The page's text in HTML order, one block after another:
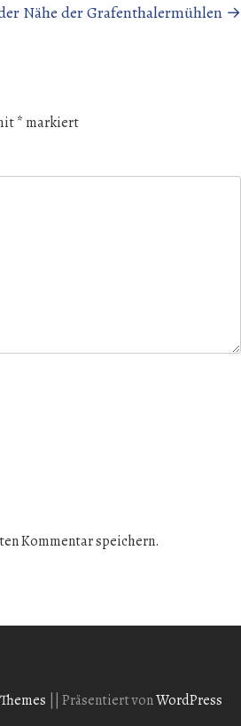
Nähe der Grafenthalermühlen →
* markiert
Kommentar speichern.
Präsentiert vonWordPress